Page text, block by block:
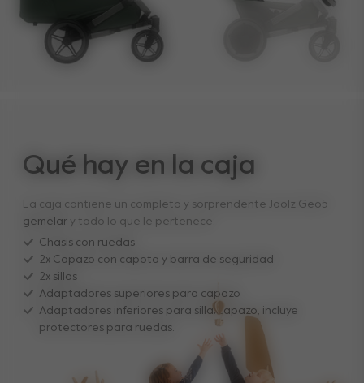
Qué hay en la caja
La caja contiene un completo y sorprendente Joolz Geo5
gemelar y todo lo que le pertenece:
Chasis con ruedas
2x Capazo con capota y barra de seguridad
2x sillas
Adaptadores superiores para capazo
Adaptadores inferiores para silla/capazo, incluye
protectores para ruedas.